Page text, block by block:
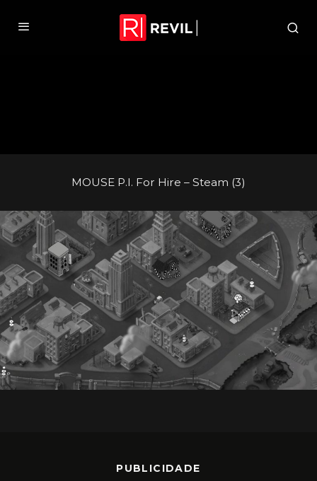
MOUSE P.I. For Hire – Steam (3)
PUBLICIDADE